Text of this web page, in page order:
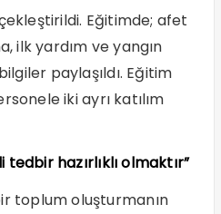
Eğitimde; afet
ilk yardım ve yangın
paylaşıldı. Eğitim
iki ayrı katılım
hazırlıklı olmaktır”
toplum oluşturmanın